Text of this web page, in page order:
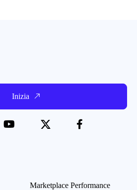
Inizia
Marketplace Performance